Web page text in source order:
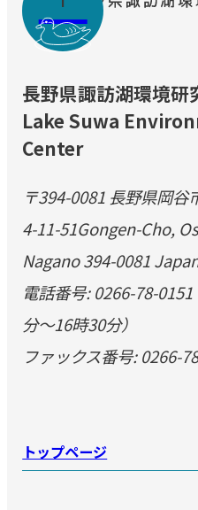
長野県諏訪湖環境研
Lake Suwa
Center
〒394-0081 長野県岡谷
4-11-51Gongen-Cho,
Nagano 394-0081
電話番号: 0266-78-
分～16時30分）
ファックス番号: 0266-
トップページ